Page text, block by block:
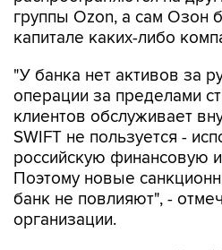
"У банка нет активов за
клиентов обслуживает
SWIFT не пользуется -
российскую финансовую
Поэтому новые
банк не повлияют", -
организации.
Росэксимбанк (Российский